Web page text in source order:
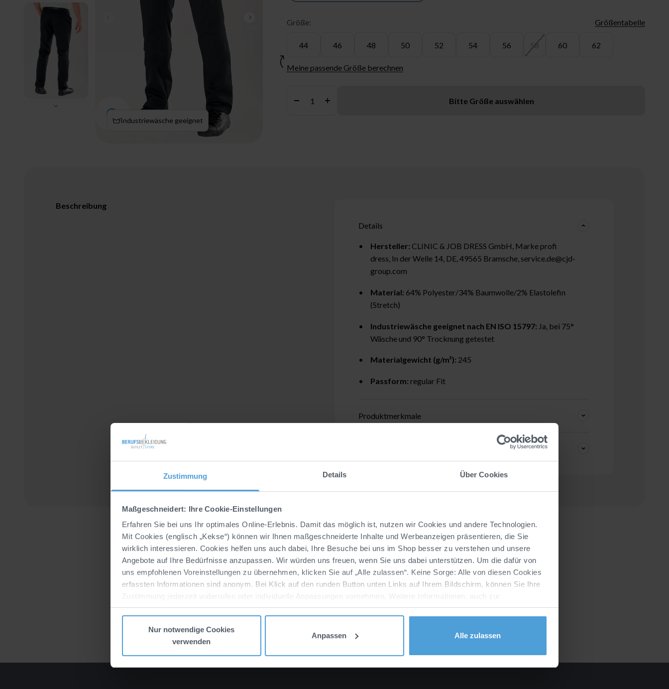
Zustimmung Details Über Cookies
Maßgeschneidert: Ihre Cookie-Einstellungen
Erfahren Sie bei uns Ihr optimales Online-Erlebnis. Damit das möglich ist, nutzen wir Cookies und andere Technologien.
Mit Cookies (englisch „Kekse“) können wir Ihnen maßgeschneiderte Inhalte und Werbeanzeigen präsentieren, die Sie
wirklich interessieren. Cookies helfen uns auch dabei, Ihre Besuche bei uns im Shop besser zu verstehen und unsere
Angebote auf Ihre Bedürfnisse anzupassen. Wir würden uns freuen, wenn Sie uns dabei unterstützen. Um die dafür von
uns empfohlenen Voreinstellungen zu übernehmen, klicken Sie auf „Alle zulassen“. Keine Sorge: Alle von diesen Cookies
erfassten Informationen sind anonym. Bei Klick auf den runden Button unten Links auf Ihrem Bildschirm, können Sie Ihre
Zustimmung jederzeit widerrufen oder individuelle Anpassungen vornehmen. Weitere Informationen, auch zur
Datenverarbeitung durch unsere Marketingpartner, haben wir für Sie in unsererDatenschutzerklärungzusammengestellt.
Nur notwendige Cookies
verwenden
Anpassen Alle zulassen
Bild vergrößern
Industriewäsche geeignet
Größe: Größentabelle
44 46 48 50 52 54 56 58 60 62
Meine passende Größe berechnen
Bitte Größe auswählen
Beschreibung
Details
Hersteller: CLINIC & JOB DRESS GmbH, Marke profi
dress, In der Welle 14, DE, 49565 Bramsche, service.de@cjd-
group.com
Material: 64% Polyester/34% Baumwolle/2% Elastolefin
(Stretch)
Industriewäsche geeignet nach EN ISO 15797: Ja, bei 75°
Wäsche und 90° Trocknung getestet
Materialgewicht (g/m²): 245
Passform: regular Fit
Produktmerkmale